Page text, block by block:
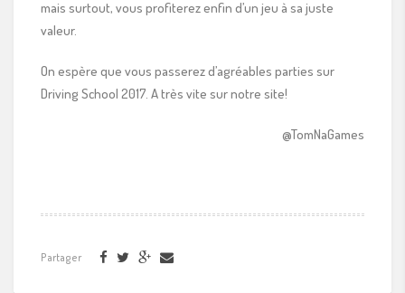
mais surtout, vous profiterez enfin d’un jeu à sa juste
valeur.
On espère que vous passerez d’agréables parties sur
Driving School 2017. A très vite sur notre site!
@TomNaGames
Partager